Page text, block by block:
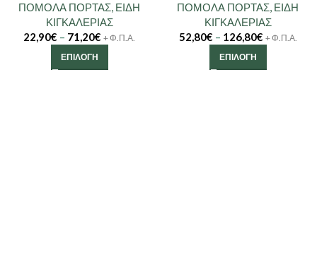
ΠΟΜΟΛΑ ΠΟΡΤΑΣ, ΕΙΔΗ
ΚΙΓΚΑΛΕΡΙΑΣ
22,90€ – 71,20€ + Φ.Π.Α.
ΕΠΙΛΟΓΉ
ΠΟΜΟΛΑ ΠΟΡΤΑΣ, ΕΙΔΗ
ΚΙΓΚΑΛΕΡΙΑΣ
52,80€ – 126,80€ + Φ.Π.Α.
ΕΠΙΛΟΓΉ